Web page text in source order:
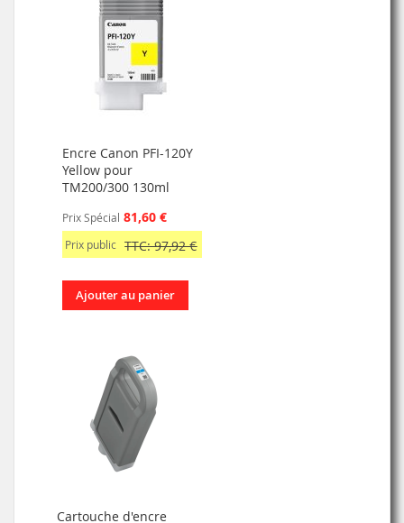
Encre Canon PFI-120Y
Yellow pour
TM200/300 130ml
Prix Spécial 81,60 €
Prix public TTC: 97,92 €
Ajouter au panier
Cartouche d'encre